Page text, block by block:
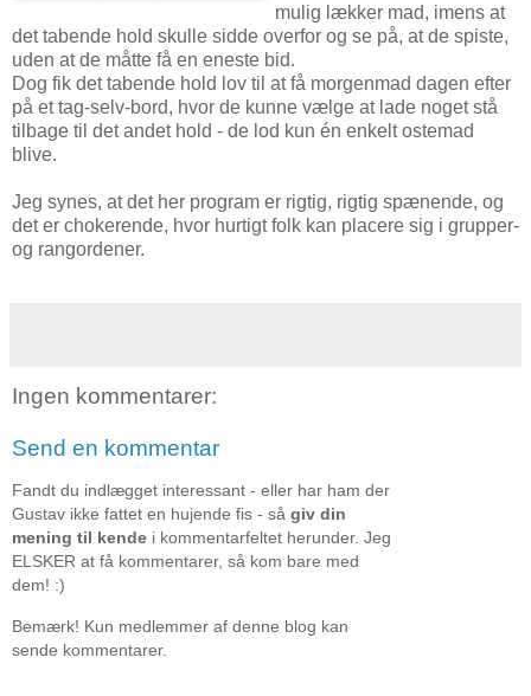
mulig lækker mad, imens at
det tabende hold skulle sidde overfor og se på, at de spiste,
uden at de måtte få en eneste bid.
Dog fik det tabende hold lov til at få morgenmad dagen efter
på et tag-selv-bord, hvor de kunne vælge at lade noget stå
tilbage til det andet hold - de lod kun én enkelt ostemad
blive.
Jeg synes, at det her program er rigtig, rigtig spænende, og
det er chokerende, hvor hurtigt folk kan placere sig i grupper-
og rangordener.
Ingen kommentarer:
Send en kommentar
Fandt du indlægget interessant - eller har ham der
Gustav ikke fattet en hujende fis - så giv din
mening til kende i kommentarfeltet herunder. Jeg
ELSKER at få kommentarer, så kom bare med
dem! :)
Bemærk! Kun medlemmer af denne blog kan
sende kommentarer.